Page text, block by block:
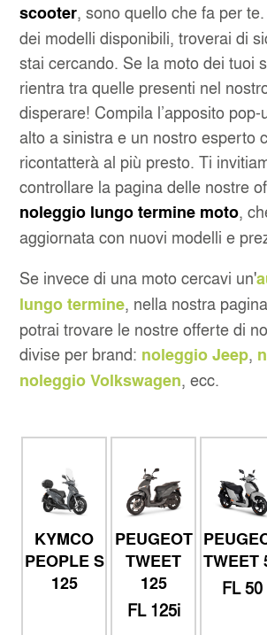
NAPOLI CAPODICHINO
OLBIA
SANT'ANTIMO
scooter, sono quello che fa per
dei modelli disponibili, troverai di
stai cercando. Se la moto dei tuoi
rientra tra quelle presenti nel
disperare! Compila l’apposito
alto a sinistra e un nostro esperto
ricontatterà al più presto. Ti
controllare la pagina delle nostre
noleggio lungo termine moto,
aggiornata con nuovi modelli e
Se invece di una moto cercavi un'
lungo termine, nella nostra
potrai trovare le nostre offerte di
divise per brand: noleggio Jeep,
noleggio Volkswagen, ecc.
KYMCO
PEOPLE S
125
PEUGEOT
TWEET
125
FL 125i
ACTIVE
TWEET
FL 50
ACTIVE